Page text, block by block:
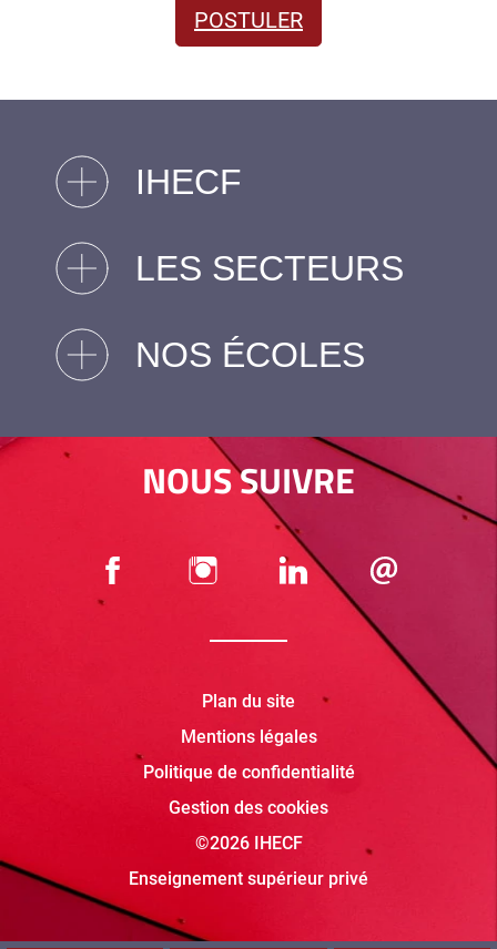
POSTULER
IHECF
LES SECTEURS
NOS ÉCOLES
NOUS SUIVRE
Plan du site
Mentions légales
Politique de confidentialité
Gestion des cookies
©2026 IHECF
Enseignement supérieur privé